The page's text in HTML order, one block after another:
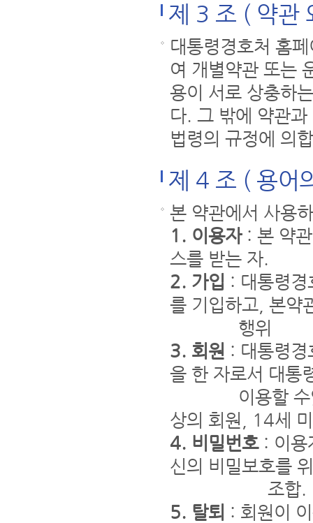
제 3 조 ( 약관
대통령경호처 홈
여 개별약관 또는
용이 서로 상충하
다. 그 밖에 약관
법령의 규정에 의
제 4 조 ( 용어
본 약관에서 사용
1. 이용자: 본 약관
스를 받는 자.
2. 가입 : 대통령
를 기입하고, 본약
행위
3. 회원 : 대통령
을 한 자로서 대통
이용할 수있는
상의 회원, 14세
4. 비밀번호: 이용
신의 비밀보호를
조합.
5. 탈퇴 : 회원이